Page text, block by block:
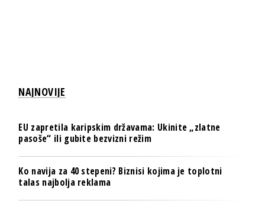
NAJNOVIJE
EU zapretila karipskim državama: Ukinite „zlatne
pasoše“ ili gubite bezvizni režim
Ko navija za 40 stepeni? Biznisi kojima je toplotni
talas najbolja reklama